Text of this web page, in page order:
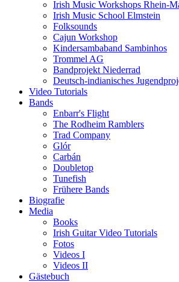
Irish Music Workshops Rhein-
Irish Music School Elmstein
Folksounds
Cajun Workshop
Kindersambaband Sambinhos
Trommel AG
Bandprojekt Niederrad
Deutsch-indianisches
Video Tutorials
Bands
Enbarr's Flight
The Rodheim Ramblers
Trad Company
Glór
Carbán
Doubletop
Tunefish
Frühere Bands
Biografie
Media
Books
Irish Guitar Video Tutorials
Fotos
Videos I
Videos II
Gästebuch